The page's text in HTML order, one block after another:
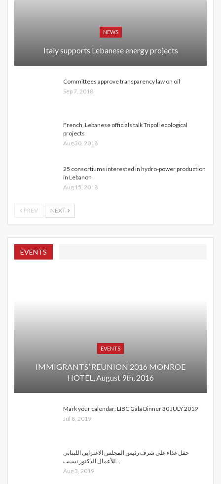
NEWS
Italy supports Lebanese energy projects
Committees approve transparency law on oil
Sep 7, 2018
French, Lebanese officials talk Tripoli ecological
projects
Aug 30, 2018
25 consortiums interested in hydro-power production
in Lebanon
Aug 15, 2018
PREV NEXT
EVENTS
EVENTS
IMMIGRANTS’ REUNION 2016 MONROE
HOTEL, August 9th, 2016
Mark your calendar: LIBC Gala Dinner 30 JULY 2019
Jul 8, 2019
حفل غذاء على شرف رئيس المجلس الاغترابي اللبناني
Aug 3, 2019